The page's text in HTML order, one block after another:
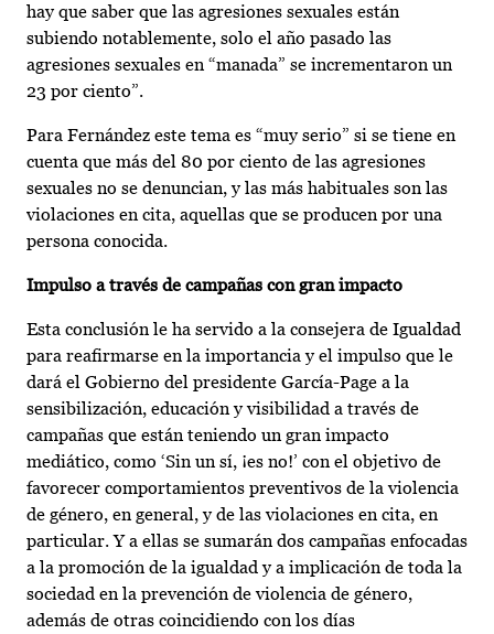
hay que saber que las agresiones sexuales están
subiendo notablemente, solo el año pasado las
agresiones sexuales en “manada” se incrementaron un
23 por ciento”.
Para Fernández este tema es “muy serio” si se tiene en
cuenta que más del 80 por ciento de las agresiones
sexuales no se denuncian, y las más habituales son las
violaciones en cita, aquellas que se producen por una
persona conocida.
Impulso a través de campañas con gran impacto
Esta conclusión le ha servido a la consejera de Igualdad
para reafirmarse en la importancia y el impulso que le
dará el Gobierno del presidente García-Page a la
sensibilización, educación y visibilidad a través de
campañas que están teniendo un gran impacto
mediático, como ‘Sin un sí, ¡es no!’ con el objetivo de
favorecer comportamientos preventivos de la violencia
de género, en general, y de las violaciones en cita, en
particular. Y a ellas se sumarán dos campañas enfocadas
a la promoción de la igualdad y a implicación de toda la
sociedad en la prevención de violencia de género,
además de otras coincidiendo con los días